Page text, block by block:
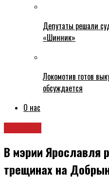
Депутаты решали
«Шинник»
Локомотив готов
обсуждается
О нас
В мэрии Ярославля
трещинах на